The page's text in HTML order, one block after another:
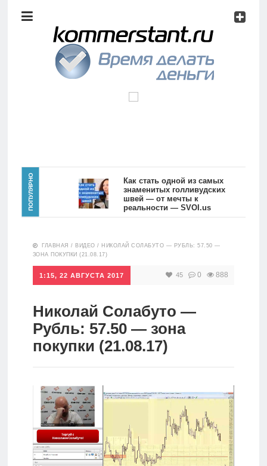
анализ
Видео
Сделано
Главная
Новости
Аналитика
Инвестиции
Дивиденды
Волновой
Видео
Сделано
ПОПУЛЯРНО
Как стать одной из самых
знаменитых голливудских
швей — от мечты к
реальности — SVOI.us
10555
ГЛАВНАЯ / ВИДЕО / НИКОЛАЙ СОЛАБУТО — РУБЛЬ: 57.50 —
ЗОНА ПОКУПКИ (21.08.17)
1:15, 22 АВГУСТА 2017 45 0 888
Николай Солабуто —
Рубль: 57.50 — зона
покупки (21.08.17)